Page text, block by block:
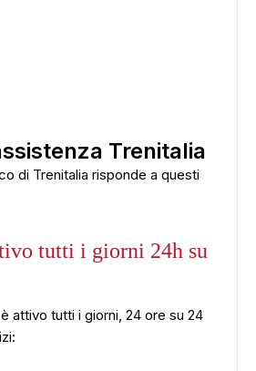
Trenitalia
di Trenitalia risponde a questi
tutti i giorni 24h su
attivo tutti i giorni, 24 ore su 24